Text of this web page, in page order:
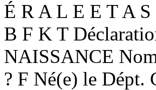
É R A L E E T A
B F K T
NAISSANCE Nom
? F Né(e) le Dépt.